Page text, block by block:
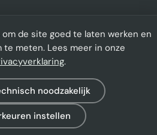
de site goed te laten werken en
te meten. Lees meer in onze
.
noodzakelijk
instellen